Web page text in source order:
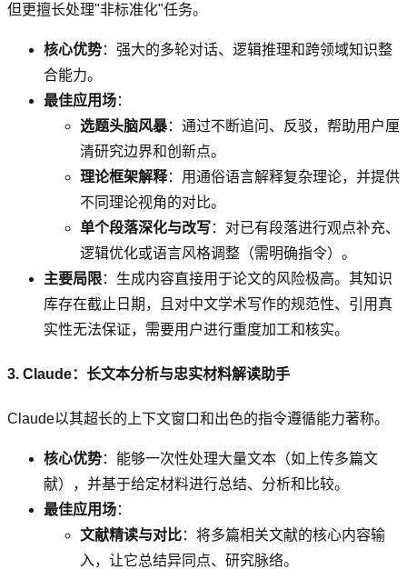
但更擅长处理"非标准化"任务。
核心优势：强大的多轮对话、逻辑推理和跨领域知识整
合能力。
最佳应用场：
选题头脑风暴：通过不断追问、反驳，帮助用户厘
清研究边界和创新点。
理论框架解释：用通俗语言解释复杂理论，并提供
不同理论视角的对比。
单个段落深化与改写：对已有段落进行观点补充、
逻辑优化或语言风格调整（需明确指令）。
主要局限：生成内容直接用于论文的风险极高。其知识
库存在截止日期，且对中文学术写作的规范性、引用真
实性无法保证，需要用户进行重度加工和核实。
3. Claude：长文本分析与忠实材料解读助手
Claude以其超长的上下文窗口和出色的指令遵循能力著称。
核心优势：能够一次性处理大量文本（如上传多篇文
献），并基于给定材料进行总结、分析和比较。
最佳应用场：
文献精读与对比：将多篇相关文献的核心内容输
入，让它总结异同点、研究脉络。